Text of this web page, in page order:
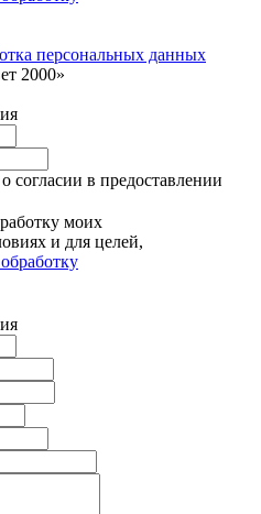
персональных данных
2000»
согласии в предоставлении
моих
и для целей,